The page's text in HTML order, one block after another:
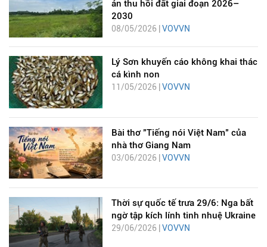
án thu hồi đất giai đoạn 2026–
2030
08/05/2026 | VOVVN
Lý Sơn khuyến cáo không khai thác
cá kình non
11/05/2026 | VOVVN
Bài thơ "Tiếng nói Việt Nam" của
nhà thơ Giang Nam
03/06/2026 | VOVVN
Thời sự quốc tế trưa 29/6: Nga bất
ngờ tập kích lính tinh nhuệ Ukraine
29/06/2026 | VOVVN